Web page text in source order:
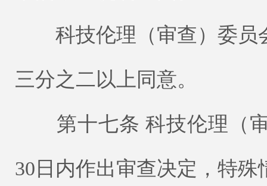
科技伦理（审查）委员
三分之二以上同意。
第十七条 科技伦理（审
30日内作出审查决定，特